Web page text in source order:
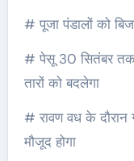
# पूजा पंडालों को
# पेसू 30 सितंबर तक
तारों को बदलेगा
# रावण वध के दौरान
मौजूद होगा